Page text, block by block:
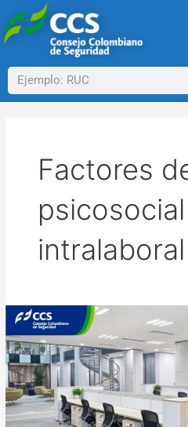
al
contenido
Buscar
Factores
psicosocial
intralaboral
puesto
de
trabajo
como
parte
de